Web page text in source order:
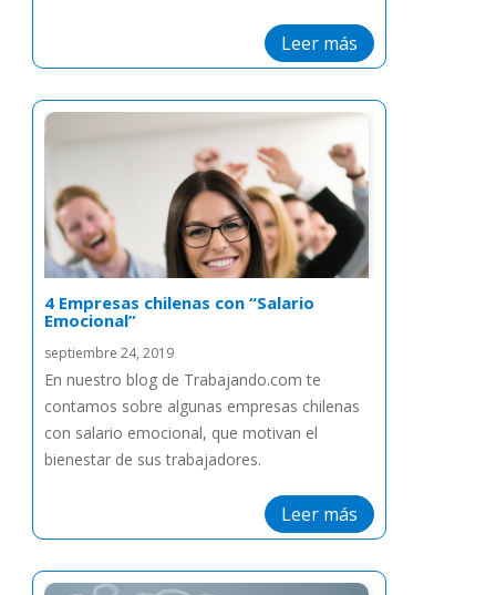
Leer más
4 Empresas chilenas con “Salario
Emocional”
septiembre 24, 2019
En nuestro blog de Trabajando.com te
contamos sobre algunas empresas chilenas
con salario emocional, que motivan el
bienestar de sus trabajadores.
Leer más